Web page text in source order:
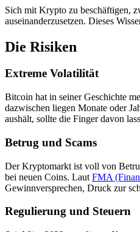
Sich mit Krypto zu beschäftigen,
auseinanderzusetzen. Dieses
Die Risiken
Extreme Volatilität
Bitcoin hat in seiner Geschichte
dazwischen liegen Monate oder
aushält, sollte die Finger davon
Betrug und Scams
Der Kryptomarkt ist voll von
bei neuen Coins. Laut FMA
Gewinnversprechen, Druck zur
Regulierung und Steuern